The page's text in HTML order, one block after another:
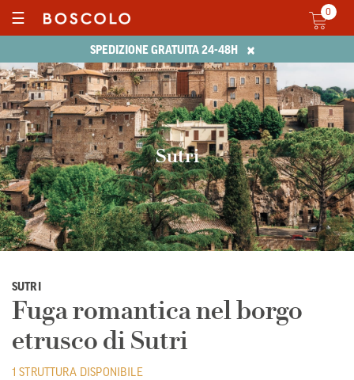
SPEDIZIONE GRATUITA 24-48H ×
☰ 0
Sutri
SUTRI
Fuga romantica nel borgo
etrusco di Sutri
1 STRUTTURA DISPONIBILE